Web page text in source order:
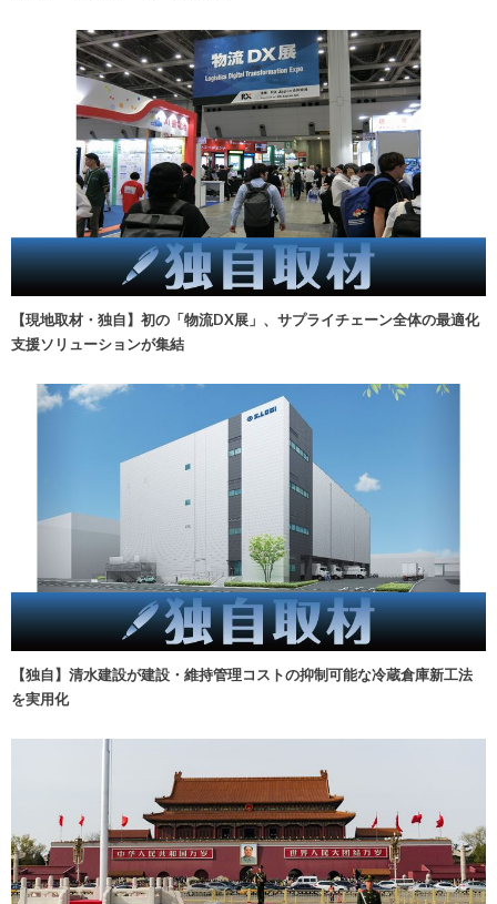
【現地取材・独自】初の「物流DX展」、サプライチェーン全体の最適化
支援ソリューションが集結
【独自】清水建設が建設・維持管理コストの抑制可能な冷蔵倉庫新工法
を実用化